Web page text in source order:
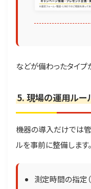
などが備わったタイプ
5. 現場の運用ルー
機器の導入だけでは
ルを事前に整備します。
測定時間の指定